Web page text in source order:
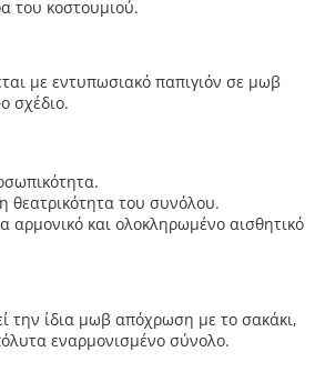
του κοστουμιού.
με εντυπωσιακό παπιγιόν σε μωβ
σχέδιο.
θεατρικότητα του συνόλου.
αρμονικό και ολοκληρωμένο αισθητικό
την ίδια μωβ απόχρωση με το σακάκι,
εναρμονισμένο σύνολο.